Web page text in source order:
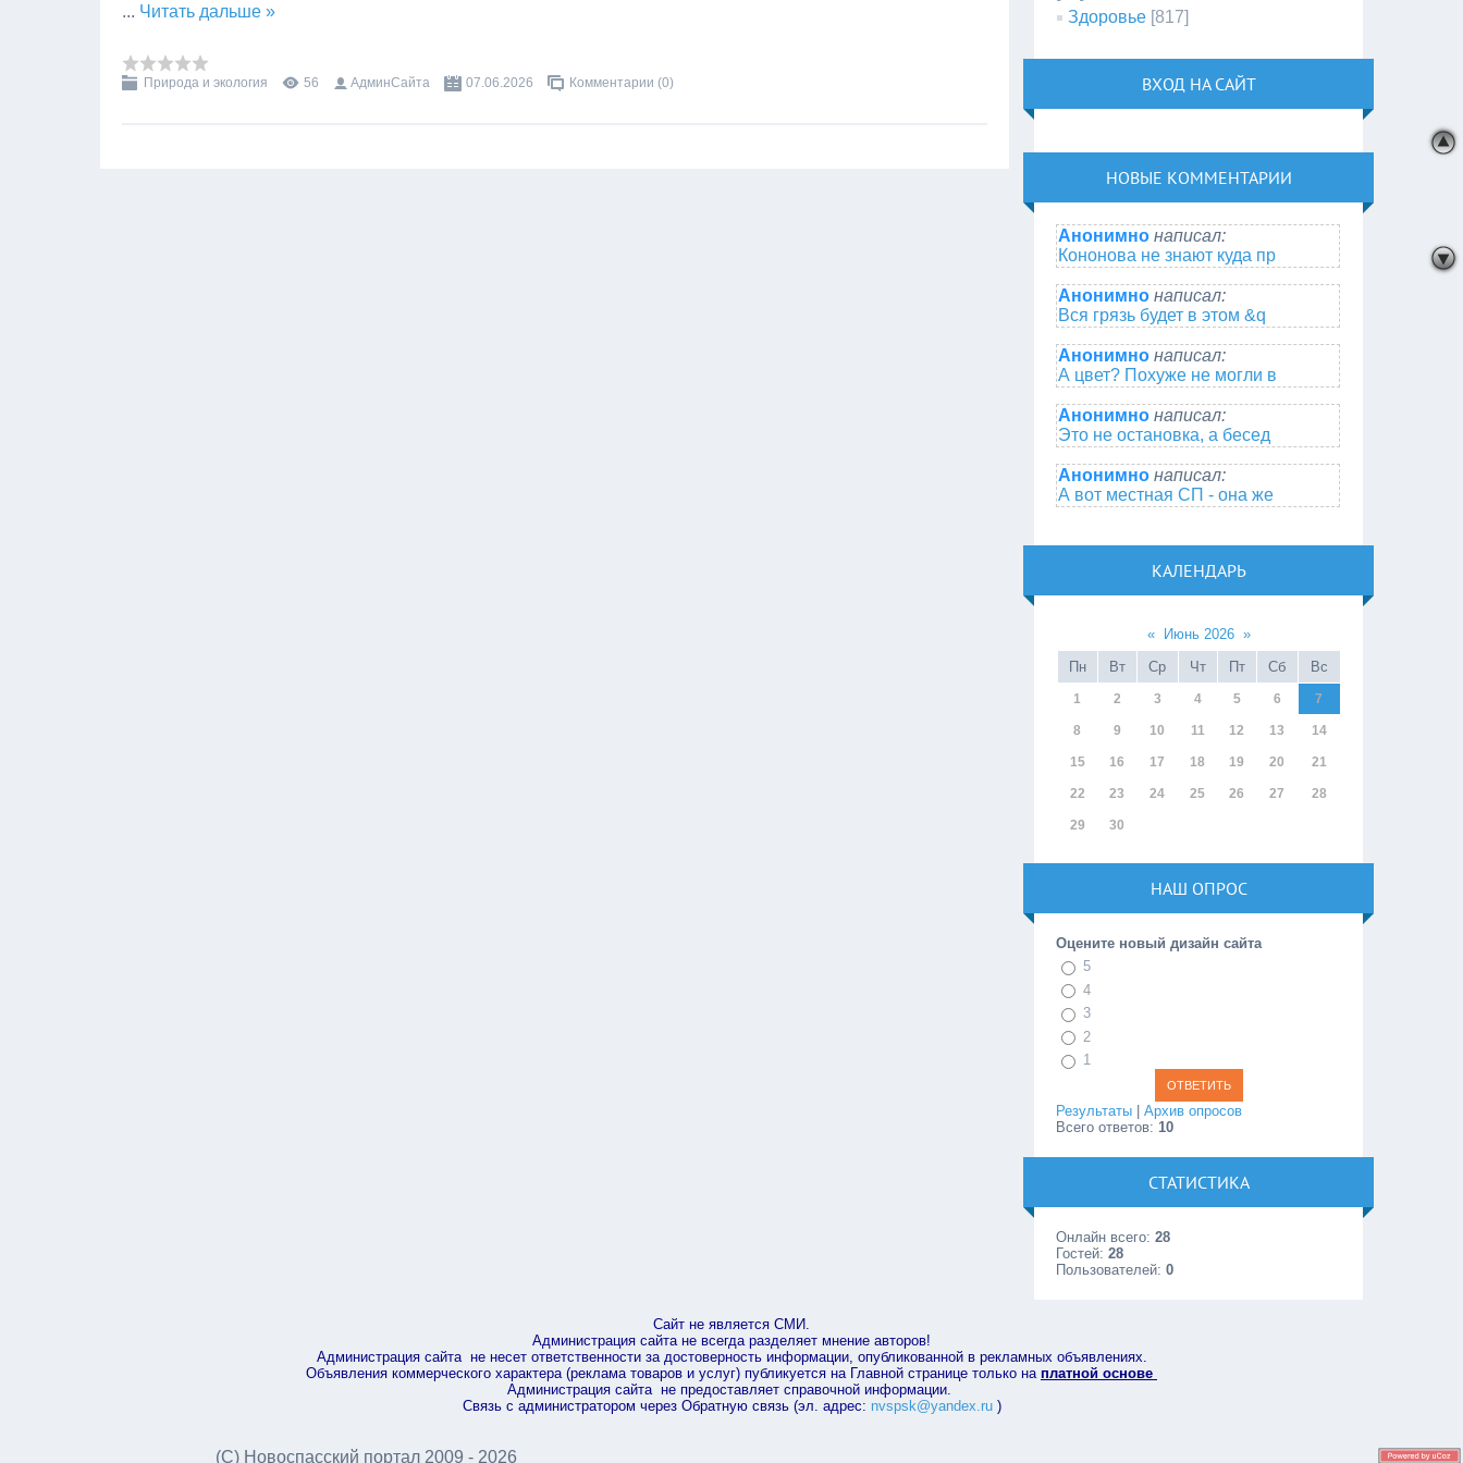
... Читать дальше »
Природа и экология 56 АдминСайта 07.06.2026 Комментарии (0)
Здоровье [817]
ВХОД НА САЙТ
НОВЫЕ КОММЕНТАРИИ
Анонимно написал:
Кононова не знают куда пр
Анонимно написал:
Вся грязь будет в этом &q
Анонимно написал:
А цвет? Похуже не могли в
Анонимно написал:
Это не остановка, а бесед
Анонимно написал:
А вот местная СП - она же
КАЛЕНДАРЬ
« Июнь 2026 »
Пн
Вт Ср Чт Пт Сб Вс
1 2 3 4 5 6 7
8 9 10 11 12 13 14
15 16 17 18 19 20 21
22 23 24 25 26 27 28
29 30
НАШ ОПРОС
Оцените новый дизайн сайта
5
4
3
2
1
Результаты |Архив опросов
Всего ответов: 10
СТАТИСТИКА
Онлайн всего:28
Гостей:28
Пользователей:0
Сайт не является СМИ.
Администрация сайта не всегда разделяет мнение авторов!
Администрация сайта не несет ответственности за достоверность информации, опубликованной в рекламных объявлениях.
Объявления коммерческого характера (реклама товаров и услуг) публикуется на Главной странице только на платной основе
Администрация сайта не предоставляет справочной информации.
Связь с администратором через Обратную связь (эл. адрес: nvspsk@yandex.ru)
(С) Новоспасский портал 2009 - 2026